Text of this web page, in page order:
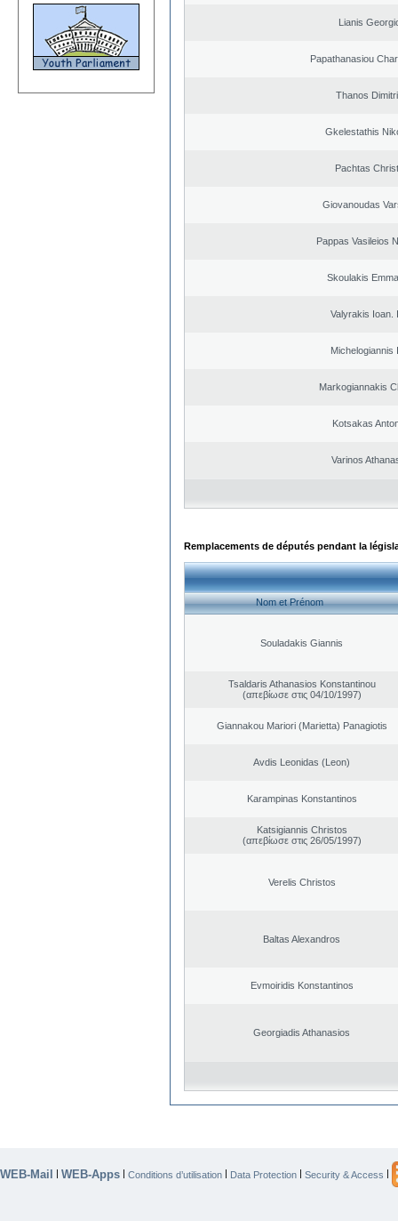
Lianis
Papathanasiou
Thanos
Gkelestathis
Pachtas
Giovanoudas
Pappas Vasileios
Skoulakis
Valyrakis Ioan.
Michelogiannis
Markogiannakis
Kotsakas
Varinos
Remplacements de députés pendant la
Nom et Prénom
Souladakis Giannis
Tsaldaris Athanasios Konstantinou
(απεβίωσε στις 04/10/1997)
Giannakou Mariori (Marietta) Panagiotis
Avdis Leonidas (Leon)
Karampinas Konstantinos
Katsigiannis Christos
(απεβίωσε στις 26/05/1997)
Verelis Christos
Baltas Alexandros
Evmoiridis Konstantinos
Georgiadis Athanasios
WEB-Mail | WEB-Apps | Conditions d’utilisation | Data Protection | Security & Access |